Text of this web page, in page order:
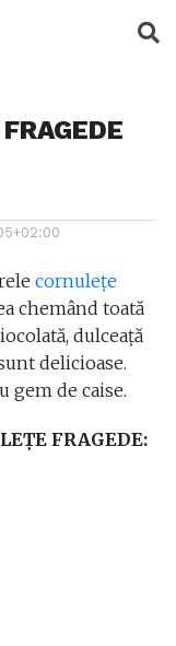
cornulețe
chemând toată
dulceață
delicioase.
gem de caise.
FRAGEDE: